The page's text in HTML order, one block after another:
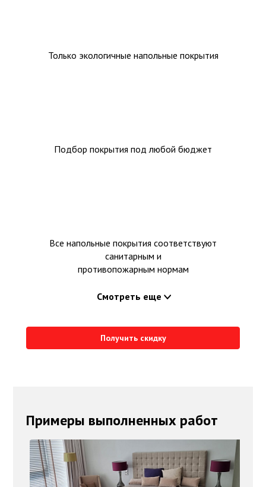
Только экологичные напольные покрытия
Подбор покрытия под любой бюджет
Все напольные покрытия соответствуют
санитарным и
противопожарным нормам
Смотреть еще
Получить скидку
Примеры выполненных работ